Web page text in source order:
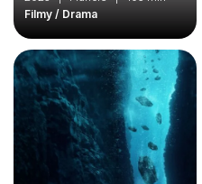
Filmy / Drama